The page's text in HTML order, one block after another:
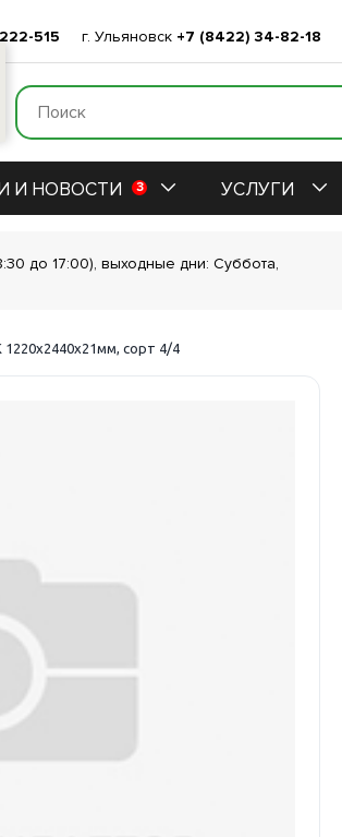
515 г. Ульяновск +7 (8422) 34-82-18
И НОВОСТИ 3 УСЛУГИ
до 17:00), выходные дни: Суббота,
сорт 4/4